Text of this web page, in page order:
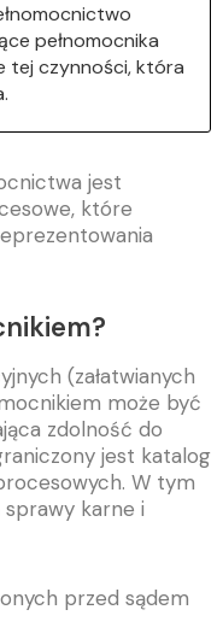
pełnomocnika
tej czynności, która
jest
które
(załatwianych
może być
zdolność do
jest katalog
W tym
sprawy karne i
przed sądem